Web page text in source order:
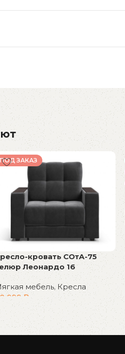
ПОД ЗАКАЗ
кровать СОтА-75
Леонардо 16
мебель, Кресла
999 ₽
В корзину